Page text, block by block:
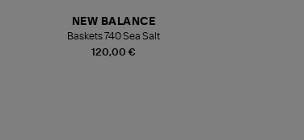
120,00 €
NEW BALANCE
Baskets 740 Sea Salt